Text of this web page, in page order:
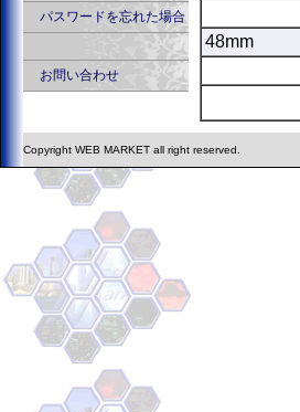
パスワードを忘れた場合
お問い合わせ
48mm
Copyright WEB MARKET all right reserved.